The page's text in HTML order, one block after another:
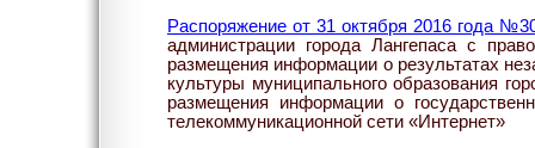
Распоряжение от 31 октября 2016 года
администрации города Лангепаса с
размещения информации о результатах
культуры муниципального образования
размещения информации о
телекоммуникационной сети «Интернет»